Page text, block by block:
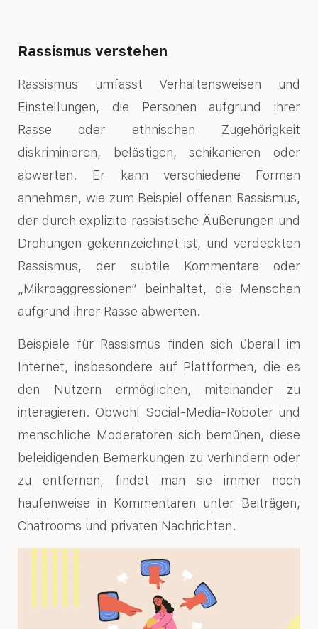
Rassismus verstehen
Rassismus umfasst Verhaltensweisen und
Einstellungen, die Personen aufgrund ihrer
Rasse oder ethnischen Zugehörigkeit
diskriminieren, belästigen, schikanieren oder
abwerten. Er kann verschiedene Formen
annehmen, wie zum Beispiel offenen Rassismus,
der durch explizite rassistische Äußerungen und
Drohungen gekennzeichnet ist, und verdeckten
Rassismus, der subtile Kommentare oder
„Mikroaggressionen“ beinhaltet, die Menschen
aufgrund ihrer Rasse abwerten.
Beispiele für Rassismus finden sich überall im
Internet, insbesondere auf Plattformen, die es
den Nutzern ermöglichen, miteinander zu
interagieren. Obwohl Social-Media-Roboter und
menschliche Moderatoren sich bemühen, diese
beleidigenden Bemerkungen zu verhindern oder
zu entfernen, findet man sie immer noch
haufenweise in Kommentaren unter Beiträgen,
Chatrooms und privaten Nachrichten.